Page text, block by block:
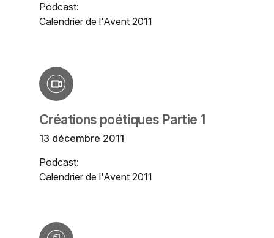
Podcast:
Calendrier de l'Avent 2011
Créations poétiques Partie 1
13 décembre 2011
Podcast:
Calendrier de l'Avent 2011